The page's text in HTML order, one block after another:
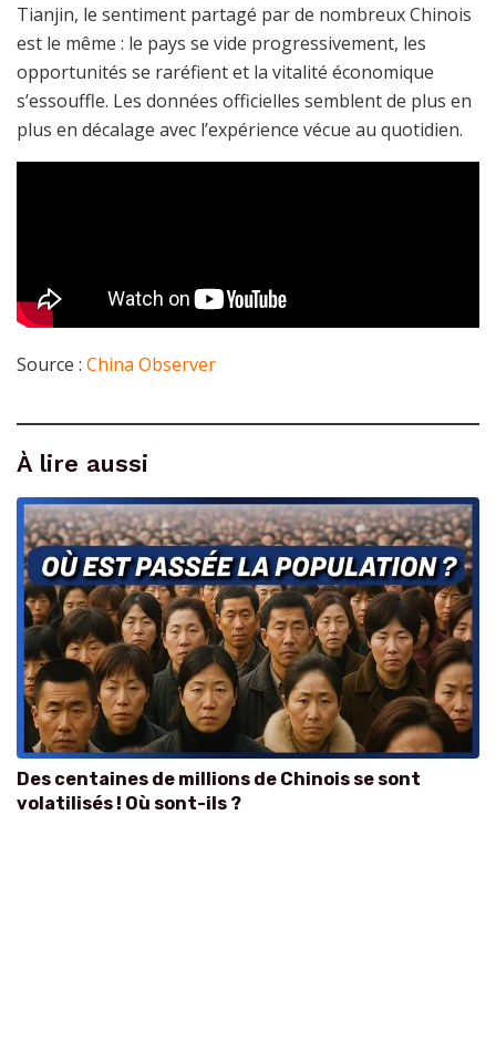
Tianjin, le sentiment partagé par de nombreux Chinois
est le même : le pays se vide progressivement, les
opportunités se raréfient et la vitalité économique
s’essouffle. Les données officielles semblent de plus en
plus en décalage avec l’expérience vécue au quotidien.
Source : China Observer
À lire aussi
Des centaines de millions de Chinois se sont
volatilisés ! Où sont-ils ?